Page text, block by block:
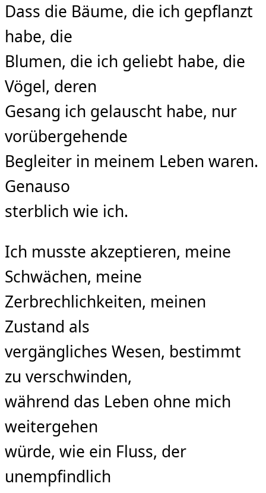
Dass die Bäume, die ich gepﬂanzt
habe, die
Blumen, die ich geliebt habe, die
Vögel, deren
Gesang ich gelauscht habe, nur
vorübergehende
Begleiter in meinem Leben waren.
Genauso
sterblich wie ich.
Ich musste akzeptieren, meine
Schwächen, meine
Zerbrechlichkeiten, meinen
Zustand als
vergängliches Wesen, bestimmt
zu verschwinden,
während das Leben ohne mich
weitergehen
würde, wie ein Fluss, der
unempﬁndlich